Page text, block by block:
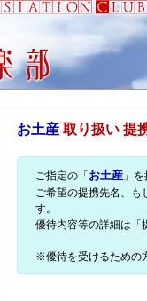
お土産 取り扱い 提
ご指定の「 お土産 」
ご希望の提携先名、
す。
優待内容等の詳細は「
※優待を受けるための